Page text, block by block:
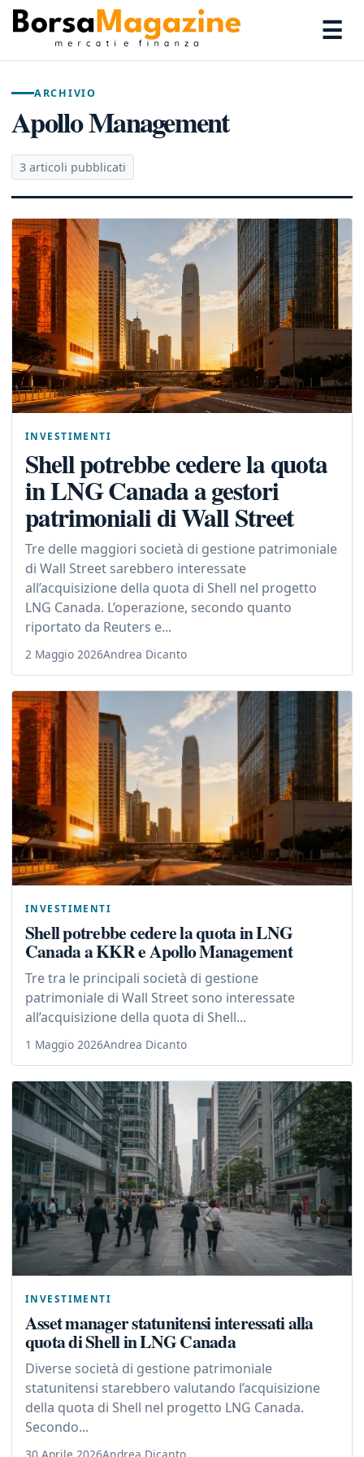
☰
ARCHIVIO
Apollo Management
3 articoli pubblicati
INVESTIMENTI
Shell potrebbe cedere la quota
in LNG Canada a gestori
patrimoniali di Wall Street
Tre delle maggiori società di gestione patrimoniale
di Wall Street sarebbero interessate
all’acquisizione della quota di Shell nel progetto
LNG Canada. L’operazione, secondo quanto
riportato da Reuters e...
2 Maggio 2026Andrea Dicanto
INVESTIMENTI
Shell potrebbe cedere la quota in LNG
Canada a KKR e Apollo Management
Tre tra le principali società di gestione
patrimoniale di Wall Street sono interessate
all’acquisizione della quota di Shell...
1 Maggio 2026Andrea Dicanto
INVESTIMENTI
Asset manager statunitensi interessati alla
quota di Shell in LNG Canada
Diverse società di gestione patrimoniale
statunitensi starebbero valutando l’acquisizione
della quota di Shell nel progetto LNG Canada.
Secondo...
30 Aprile 2026Andrea Dicanto